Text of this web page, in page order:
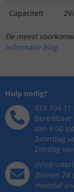
Capaciteit
De meest
informatie blog.
Hulp nodig?
073 704 11
van 9.00
Zaterdag
Zondag
Binnen 24
meestal